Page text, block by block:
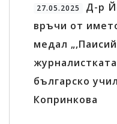
27.05.2025
Д-р
връчи от
медал
българско
Копринкова